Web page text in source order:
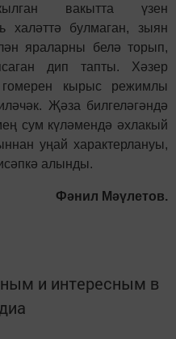
вакытта үзен
халәттә булмаган, зыян
яраларны белә торып,
дип тапты. Хәзер
кырыс режимлы
Җәза билгеләгәндә
сум күләмендә әхлакый
уңай характерлануы,
алынды.
Фәнил Мәүлетов.
и интересным в